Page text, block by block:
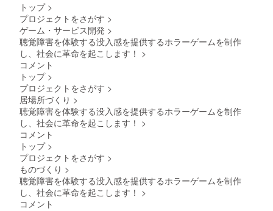
トップ >
プロジェクトをさがす >
ゲーム・サービス開発 >
聴覚障害を体験する没入感を提供するホラーゲームを制作
し、社会に革命を起こします！ >
コメント
トップ >
プロジェクトをさがす >
居場所づくり >
聴覚障害を体験する没入感を提供するホラーゲームを制作
し、社会に革命を起こします！ >
コメント
トップ >
プロジェクトをさがす >
ものづくり >
聴覚障害を体験する没入感を提供するホラーゲームを制作
し、社会に革命を起こします！ >
コメント